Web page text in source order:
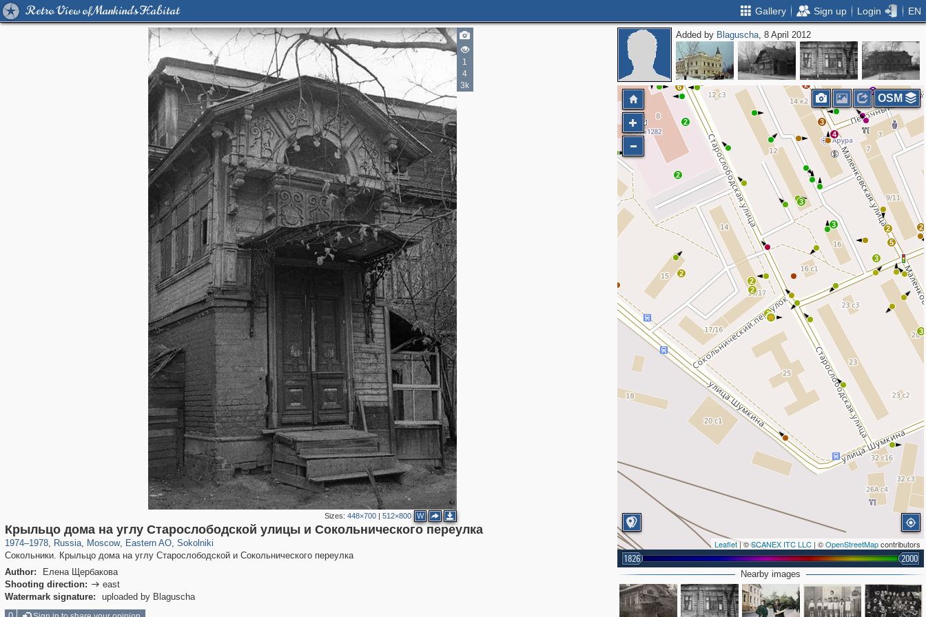
Retro View of Mankind's Habitat Gallery Sign up Login EN
1
4
3k
Sizes: 448×700| 512×800 W
Крыльцо дома на углу Старослободской улицы и Сокольнического переулка
1974–1978, Russia
1,405,755 29,243
, Moscow
319,716 8,286
, Eastern AO
20,915 306
, Sokolniki
5,622 49
Сокольники. Крыльцо дома на углу Старослободской и Сокольнического переулка
Author:
Елена Щербакова
Shooting direction:  east
Watermark signature:
uploaded by Blaguscha
Added by Blaguscha, 8 April 2012
3
2
2
3
3
5
2 2
4
3
3
2
4
4
2
3
2
2
2
6
2
Leaflet| ©SCANEX ITC LLC | ©OpenStreetMapcontributors
1826 2000
OSM
Nearby images